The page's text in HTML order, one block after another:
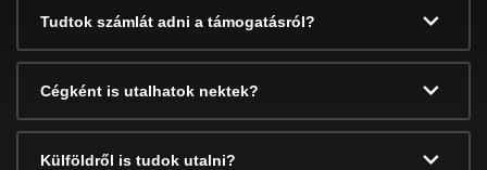
Tudtok számlát adni a támogatásról?
Cégként is utalhatok nektek?
Külföldről is tudok utalni?